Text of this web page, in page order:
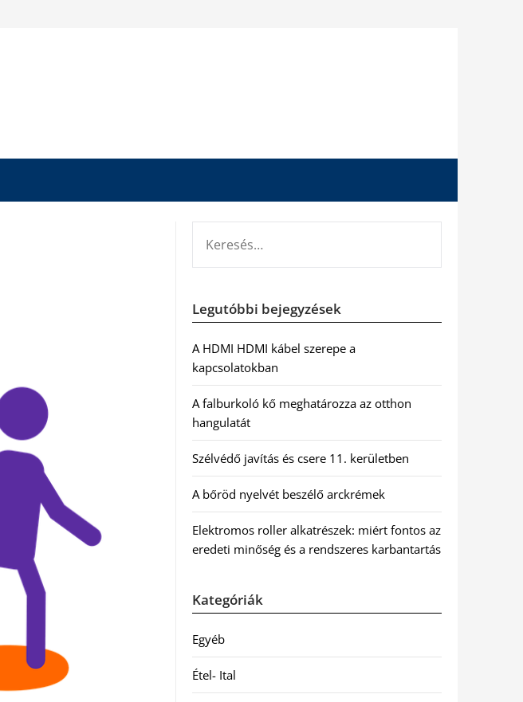
Legutóbbi bejegyzések
A HDMI HDMI kábel szerepe a
kapcsolatokban
A falburkoló kő meghatározza az otthon
hangulatát
Szélvédő javítás és csere 11. kerületben
A bőröd nyelvét beszélő arckrémek
Elektromos roller alkatrészek: miért fontos az
eredeti minőség és a rendszeres karbantartás
Kategóriák
Egyéb
Étel- Ital